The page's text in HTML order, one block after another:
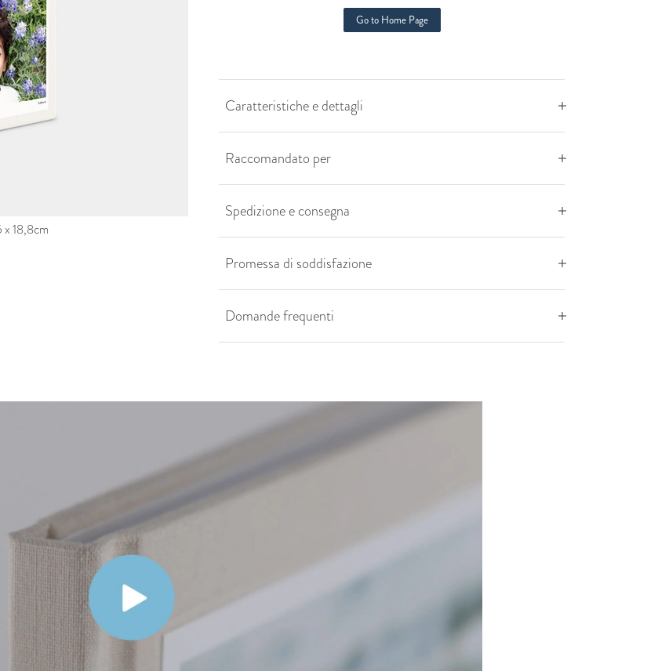
x 18,8cm
Go to Home Page
Caratteristiche e dettagli
Raccomandato per
Spedizione e consegna
Promessa di soddisfazione
Domande frequenti